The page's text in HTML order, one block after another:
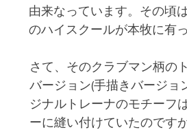
由来なっています。その頃
のハイスクールが本牧に有
さて、そのクラブマン柄の
バージョン(手描きバージョ
ジナルトレーナのモチーフ
ーに縫い付けていたのです